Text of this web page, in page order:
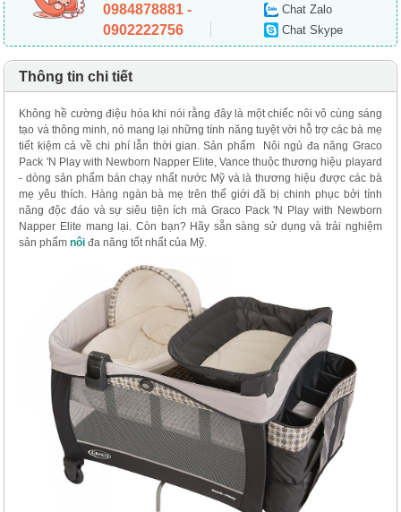
0984878881 -
0902222756
Chat Zalo
Chat Skype
Thông tin chi tiết
Không hề cường điệu hóa khi nói rằng đây là một chiếc nôi vô cùng sáng
tạo và thông minh, nó mang lại những tính năng tuyệt vời hỗ trợ các bà mẹ
tiết kiệm cả về chi phí lẫn thời gian. Sản phẩm Nôi ngủ đa năng Graco
Pack 'N Play with Newborn Napper Elite, Vance thuộc thương hiệu playard
- dòng sản phẩm bán chạy nhất nước Mỹ và là thương hiệu được các bà
mẹ yêu thích. Hàng ngàn bà mẹ trên thế giới đã bị chinh phục bởi tính
năng độc đáo và sự siêu tiện ích mà Graco Pack 'N Play with Newborn
Napper Elite mang lại. Còn bạn? Hãy sẵn sàng sử dụng và trải nghiệm
sản phẩmnôi đa năng tốt nhất của Mỹ.